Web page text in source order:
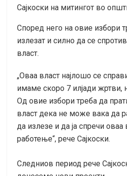
Сајкоски на митингот во
Според него на овие избори
излезат и силно да се
власт.
„Оваа власт најлошо се
имаме скоро 7 илјади жртви,
Од овие избори треба да
власт дека не може вака да
да излезе и да ја спречи
работење“, рече Сајкоски.
Следниов период рече